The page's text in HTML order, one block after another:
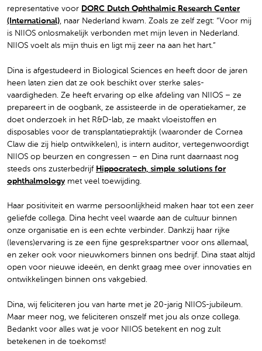
representative voor DORC Dutch Ophthalmic Research Center
(International), naar Nederland kwam. Zoals ze zelf zegt: “Voor mij
is NIIOS onlosmakelijk verbonden met mijn leven in Nederland.
NIIOS voelt als mijn thuis en ligt mij zeer na aan het hart.”
Dina is afgestudeerd in Biological Sciences en heeft door de jaren
heen laten zien dat ze ook beschikt over sterke sales-
vaardigheden. Ze heeft ervaring op elke afdeling van NIIOS – ze
prepareert in de oogbank, ze assisteerde in de operatiekamer, ze
doet onderzoek in het R&D-lab, ze maakt vloeistoffen en
disposables voor de transplantatiepraktijk (waaronder de Cornea
Claw die zij hielp ontwikkelen), is intern auditor, vertegenwoordigt
NIIOS op beurzen en congressen – en Dina runt daarnaast nog
steeds ons zusterbedrijf Hippocratech, simple solutions for
ophthalmology met veel toewijding.
Haar positiviteit en warme persoonlijkheid maken haar tot een zeer
geliefde collega. Dina hecht veel waarde aan de cultuur binnen
onze organisatie en is een echte verbinder. Dankzij haar rijke
(levens)ervaring is ze een fijne gesprekspartner voor ons allemaal,
en zeker ook voor nieuwkomers binnen ons bedrijf. Dina staat altijd
open voor nieuwe ideeën, en denkt graag mee over innovaties en
ontwikkelingen binnen ons vakgebied.
Dina, wij feliciteren jou van harte met je 20-jarig NIIOS-jubileum.
Maar meer nog, we feliciteren onszelf met jou als onze collega.
Bedankt voor alles wat je voor NIIOS betekent en nog zult
betekenen in de toekomst!